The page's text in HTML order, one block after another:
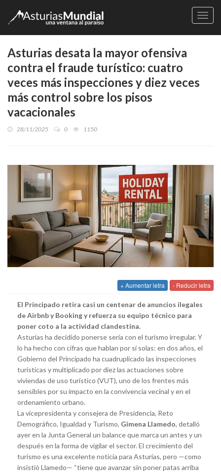
Asturias desata la mayor ofensiva
contra el fraude turístico: cuatro
veces más inspecciones y diez veces
más control sobre los pisos
vacacionales
28/11/2025 0 1150
+ Aumentar letra - Reducir letra
El Principado retira casi un centenar de anuncios ilegales
de Airbnb y Booking y refuerza su equipo técnico para
poner coto a la actividad clandestina.
Asturias ha decidido ponerse seria con el turismo irregular. Y
lo ha hecho con cifras que hablan por sí solas: en dos años, el
Gobierno del Principado ha cuadruplicado las inspecciones
turísticas y multiplicado por diez las actuaciones sobre
viviendas de uso turístico (VUT), uno de los frentes más
sensibles por su impacto en la convivencia vecinal y en el
ordenamiento urbano.
La vicepresidenta y consejera de Presidencia, Reto
Demográfico, Igualdad y Turismo, Gimena Llamedo, detalló
ayer en la Junta General un balance que marca un antes y un
después en la forma de vigilar el sector. El crecimiento del
turismo es una excelente noticia para Asturias, pero —como
insistió Llamedo— “tiene que avanzar sin poner patas arriba